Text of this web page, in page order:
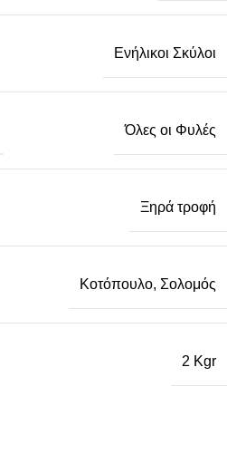
Ενήλικοι Σκύλοι
Όλες οι Φυλές
Ξηρά τροφή
Κοτόπουλο, Σολομός
2 Kgr